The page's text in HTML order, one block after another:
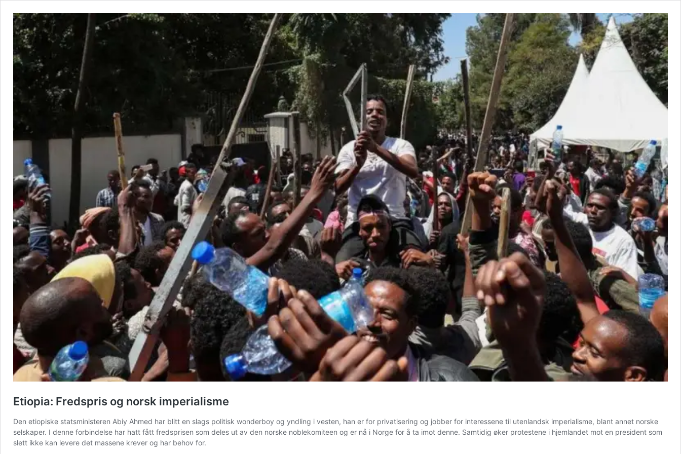
Etiopia: Fredspris og norsk imperialisme
Den etiopiske statsministeren Abiy Ahmed har blitt en slags politisk wonderboy og yndling i vesten, han er for privatisering og jobber for interessene til utenlandsk imperialisme, blant annet norske
selskaper. I denne forbindelse har hatt fått fredsprisen som deles ut av den norske noblekomiteen og er nå i Norge for å ta imot denne. Samtidig øker protestene i hjemlandet mot en president som
slett ikke kan levere det massene krever og har behov for.